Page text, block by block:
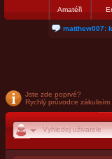
Amatéři
matthew007:
Jste zde poprvé?
Rychlý průvodce zákulisím